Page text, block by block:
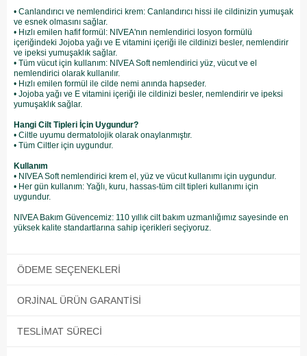
• Canlandırıcı ve nemlendirici krem: Canlandırıcı hissi ile cildinizin yumuşak
ve esnek olmasını sağlar.
• Hızlı emilen hafif formül: NIVEA'nın nemlendirici losyon formülü
içeriğindeki Jojoba yağı ve E vitamini içeriği ile cildinizi besler, nemlendirir
ve ipeksi yumuşaklık sağlar.
• Tüm vücut için kullanım: NIVEA Soft nemlendirici yüz, vücut ve el
nemlendirici olarak kullanılır.
• Hızlı emilen formül ile cilde nemi anında hapseder.
• Jojoba yağı ve E vitamini içeriği ile cildinizi besler, nemlendirir ve ipeksi
yumuşaklık sağlar.
Hangi Cilt Tipleri İçin Uygundur?
• Ciltle uyumu dermatolojik olarak onaylanmıştır.
• Tüm Ciltler için uygundur.
Kullanım
• NIVEA Soft nemlendirici krem el, yüz ve vücut kullanımı için uygundur.
• Her gün kullanım: Yağlı, kuru, hassas-tüm cilt tipleri kullanımı için
uygundur.
NIVEA Bakım Güvencemiz: 110 yıllık cilt bakım uzmanlığımız sayesinde en
yüksek kalite standartlarına sahip içerikleri seçiyoruz.
ÖDEME SEÇENEKLERI
ORJINAL ÜRÜN GARANTISI
TESLIMAT SÜRECI